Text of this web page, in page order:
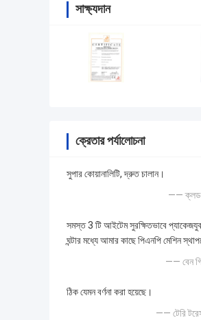
সাক্ষ্যদান
ক্রেতার পর্যালোচনা
সুপার কোয়ানালিটি, দ্রুত চালান।
—— ক্লড
সমস্ত 3 টি আইটেম সুরক্ষিতভাবে
ঘন্টার মধ্যে আমার কাছে পিএনপি মেশিন
—— বেন
ঠিক যেমন বর্ণনা করা হয়েছে।
—— টেরি